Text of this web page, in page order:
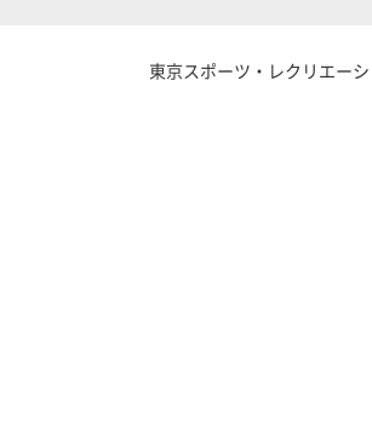
東京スポーツ・レクリエー